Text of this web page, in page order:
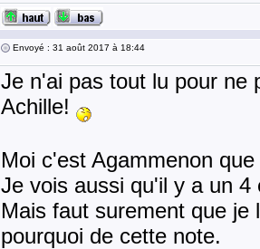
Envoyé : 31 août 2017 à 18:44
Je n'ai pas tout lu pour ne
Achille!
Moi c'est Agammenon
Je vois aussi qu'il y a un
Mais faut surement que je
pourquoi de cette note.